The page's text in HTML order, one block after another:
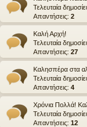
Τελευταία
Απαντήσεις: 2
Καλή Αρχή!
Τελευταία
Απαντήσεις: 27
Καλησπέρα στα
Τελευταία
Απαντήσεις: 4
Χρόνια Πολλά!
Τελευταία
Απαντήσεις: 12